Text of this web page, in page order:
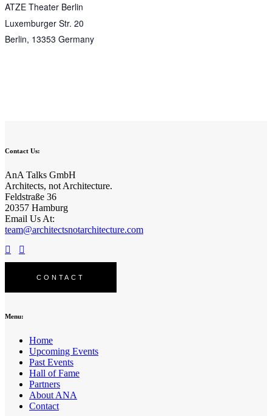
ATZE Theater Berlin
Luxemburger Str. 20
Berlin, 13353 Germany
Contact Us:
AnA Talks GmbH
Architects, not Architecture.
Feldstraße 36
20357 Hamburg
Email Us At:
team@architectsnotarchitecture.com
CONTACT
Menu:
Home
Upcoming Events
Past Events
Hall of Fame
Partners
About ANA
Contact